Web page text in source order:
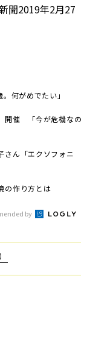
2019年2月27
何がめでたい」
開催 「今が危機なの
さん「エクソフォニ
の作り方とは
by